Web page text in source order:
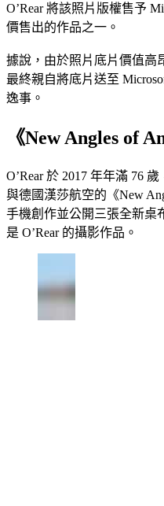
O’Rear 將該照片版權售予
價售出的作品之一。
據說，由於照片底片價值高
最終親自將底片送至
逸事。
《New Angles of
O’Rear 於 2017 年年滿 76
與德國漢莎航空的《New
手機創作並公開三張全新桌
是 O’Rear 的攝影作品。